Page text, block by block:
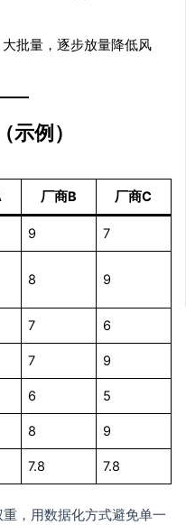
批量，逐步放量降低风
示例）
厂商B 厂商C
9 7
8 9
7 6
7 9
6 5
8 9
7.8 7.8
，用数据化方式避免单一